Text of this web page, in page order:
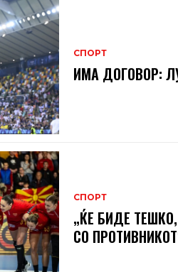
СПОРТ
ИМА ДОГОВОР:
СПОРТ
„ЌЕ БИДЕ
СО